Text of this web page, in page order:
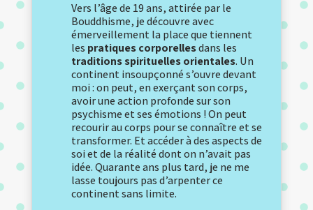
Vers l’âge de 19 ans, attirée par le
Bouddhisme, je découvre avec
émerveillement la place que tiennent
les pratiques corporellesdans les
traditions spirituelles orientales. Un
continent insoupçonné s’ouvre devant
moi : on peut, en exerçant son corps,
avoir une action profonde sur son
psychisme et ses émotions ! On peut
recourir au corps pour se connaître et se
transformer. Et accéder à des aspects de
soi et de la réalité dont on n’avait pas
idée. Quarante ans plus tard, je ne me
lasse toujours pas d’arpenter ce
continent sans limite.